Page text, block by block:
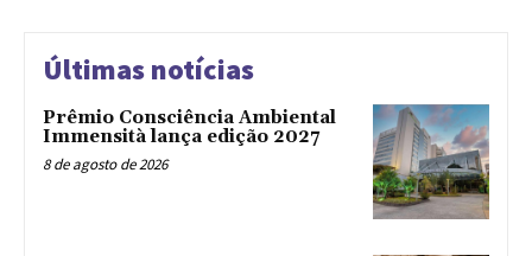
Últimas notícias
Prêmio Consciência Ambiental
Immensità lança edição 2027
8 de agosto de 2026